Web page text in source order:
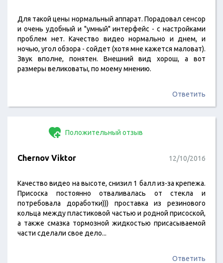
Для такой цены нормальный аппарат. Порадовал сенсор
и очень удобный и "умный" интерфейс - с настройками
проблем нет. Качество видео нормально и днем, и
ночью, угол обзора - сойдет (хотя мне кажется маловат).
Звук вполне, понятен. Внешний вид хорош, а вот
размеры великоваты, по моему мнению.
Ответить
Положительный отзыв
Chernov Viktor 12/10/2016
Качество видео на высоте, снизил 1 балл из-за крепежа.
Присоска постоянно отваливалась от стекла и
потребовала доработки))) проставка из резинового
кольца между пластиковой частью и родной присоской,
а также смазка тормозной жидкостью присасываемой
части сделали свое дело...
Ответить